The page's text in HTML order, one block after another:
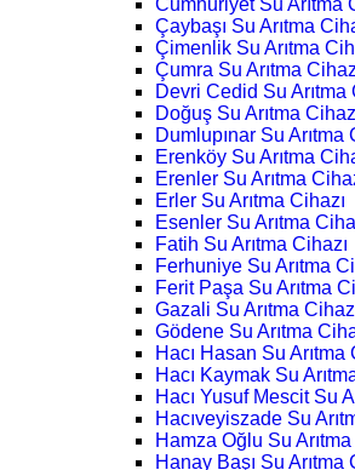
Cumhuriyet Su Arıtma
Çaybaşı Su Arıtma
Çimenlik Su Arıtma
Çumra Su Arıtma
Devri Cedid Su Arıtma
Doğuş Su Arıtma
Dumlupınar Su Arıtma
Erenköy Su Arıtma
Erenler Su Arıtma
Erler Su Arıtma Cihazı
Esenler Su Arıtma
Fatih Su Arıtma Cihazı
Ferhuniye Su Arıtma
Ferit Paşa Su Arıtma
Gazali Su Arıtma
Gödene Su Arıtma
Hacı Hasan Su Arıtma
Hacı Kaymak Su
Hacı Yusuf Mescit Su
Hacıveyiszade Su
Hamza Oğlu Su Arıtma
Hanay Başı Su Arıtma